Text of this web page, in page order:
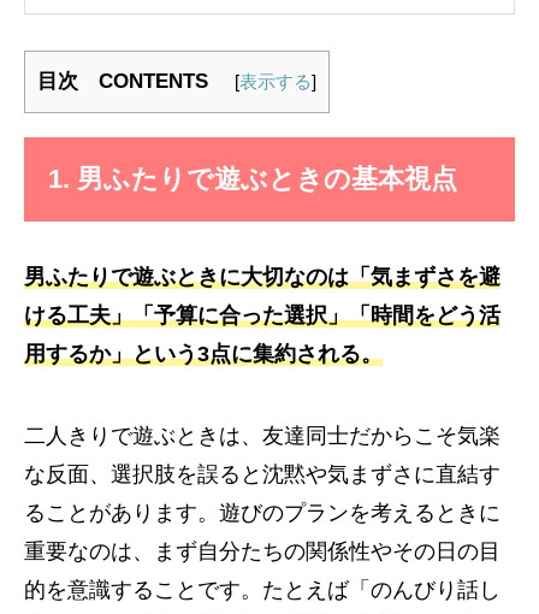
目次 CONTENTS [表示する]
1. 男ふたりで遊ぶときの基本視点
男ふたりで遊ぶときに大切なのは「気まずさを避
ける工夫」「予算に合った選択」「時間をどう活
用するか」という3点に集約される。
二人きりで遊ぶときは、友達同士だからこそ気楽
な反面、選択肢を誤ると沈黙や気まずさに直結す
ることがあります。遊びのプランを考えるときに
重要なのは、まず自分たちの関係性やその日の目
的を意識することです。たとえば「のんびり話し